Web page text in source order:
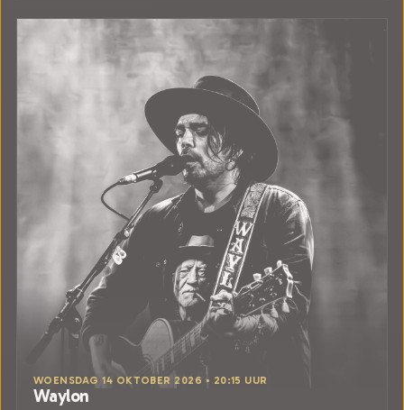
WOENSDAG 14 OKTOBER 2026 • 20:15 UUR
Waylon